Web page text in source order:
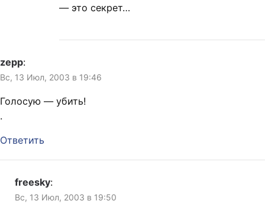
— это секрет…
zepp:
Вс, 13 Июл, 2003 в 19:46
Голосую — убить!
.
Ответить
freesky:
Вс, 13 Июл, 2003 в 19:50